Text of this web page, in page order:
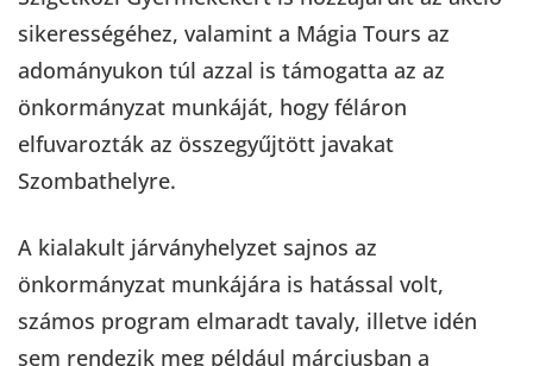
sikerességéhez, valamint a Mágia Tours az
adományukon túl azzal is támogatta az az
önkormányzat munkáját, hogy féláron
elfuvarozták az összegyűjtött javakat
Szombathelyre.
A kialakult járványhelyzet sajnos az
önkormányzat munkájára is hatással volt,
számos program elmaradt tavaly, illetve idén
sem rendezik meg például márciusban a